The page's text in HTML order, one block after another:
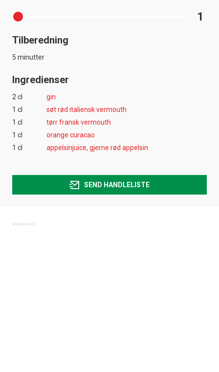
1
Tilberedning
5 minutter
Ingredienser
2 cl
gin
1 cl
søt rød italiensk vermouth
1 cl
tørr fransk vermouth
1 cl
orange curacao
1 cl
appelsinjuice, gjerne rød appelsin
SEND HANDLELISTE